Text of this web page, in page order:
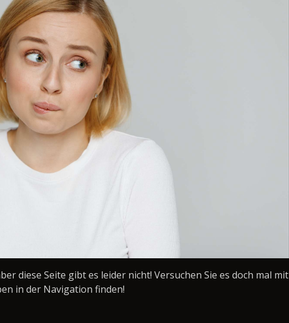
diese Seite gibt es leider nicht! Versuchen Sie es doch mal mit
in der Navigation finden!